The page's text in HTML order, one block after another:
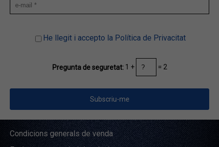
He llegit i accepto la Política de Privacitat
Pregunta de seguretat: 1 + = 2
Condicions generals de venda